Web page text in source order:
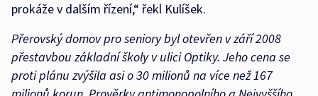
prokáže v dalším řízení,“ řekl Kulíšek.
Přerovský domov pro seniory byl otevřen v září 2008
přestavbou základní školy v ulici Optiky. Jeho cena se
proti plánu zvýšila asi o 30 milionů na více než 167